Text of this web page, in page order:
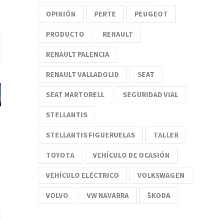
OPINIÓN PERTE PEUGEOT
PRODUCTO RENAULT
RENAULT PALENCIA
RENAULT VALLADOLID SEAT
SEAT MARTORELL SEGURIDAD VIAL
STELLANTIS
STELLANTIS FIGUERUELAS TALLER
TOYOTA VEHÍCULO DE OCASIÓN
VEHÍCULO ELÉCTRICO VOLKSWAGEN
VOLVO VW NAVARRA ŠKODA